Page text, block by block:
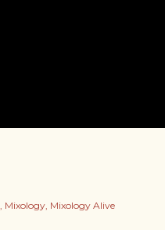
Mixology Mixology Alive